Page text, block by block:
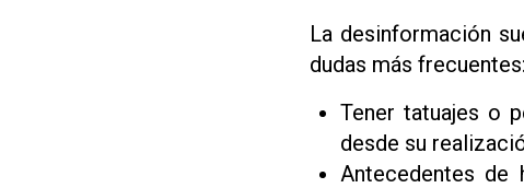
La desinformación
dudas más frecuentes:
Tener tatuajes o
desde su
Antecedentes de